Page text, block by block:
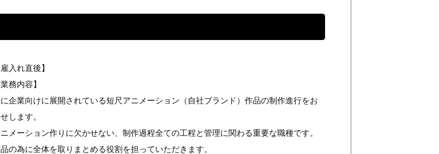
雇入れ直後】
業務内容】
企業向けに展開されている短尺アニメーション（自社ブランド）作品の制作進行をお
します。
メーション作りに欠かせない、制作過程全ての工程と管理に関わる重要な職種です。
の為に全体を取りまとめる役割を担っていただきます。